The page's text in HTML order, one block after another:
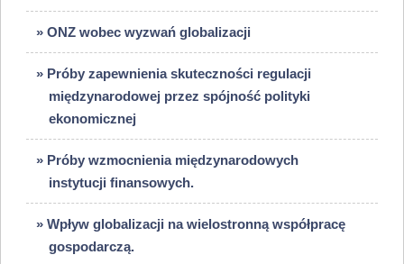
» ONZ wobec wyzwań globalizacji
» Próby zapewnienia skuteczności regulacji
międzynarodowej przez spójność polityki
ekonomicznej
» Próby wzmocnienia międzynarodowych
instytucji finansowych.
» Wpływ globalizacji na wielostronną współpracę
gospodarczą.